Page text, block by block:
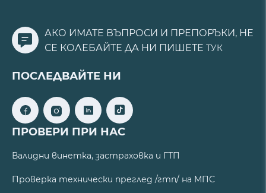
АКО ИМАТЕ ВЪПРОСИ И ПРЕПОРЪКИ, НЕ
СЕ КОЛЕБАЙТЕ ДА НИ ПИШЕТЕ ТУК
ПОСЛЕДВАЙТЕ НИ
ПРОВЕРИ ПРИ НАС
Валидни винетка, застраховка и ГТП
Проверка технически преглед /гтп/ на МПС